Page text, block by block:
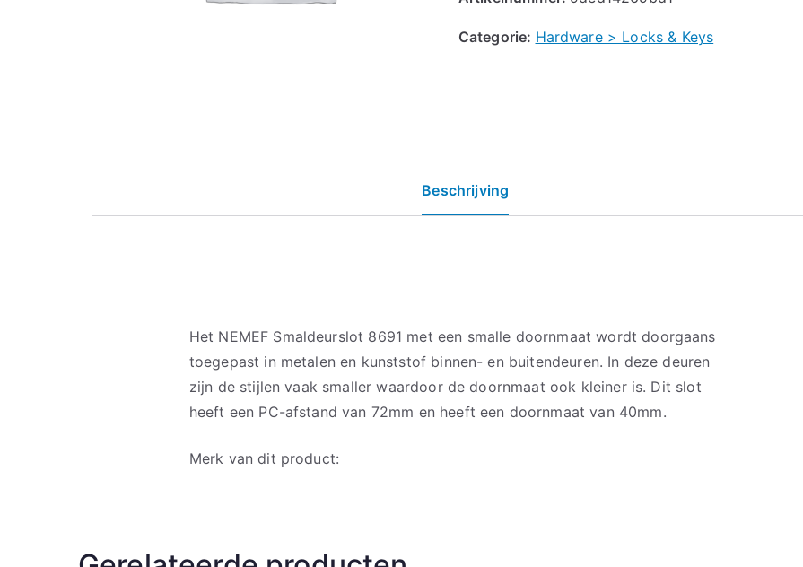
Categorie: Hardware > Locks & Keys
Beschrijving
Het NEMEF Smaldeurslot 8691 met een smalle doornmaat wordt doorgaans
toegepast in metalen en kunststof binnen- en buitendeuren. In deze deuren
zijn de stijlen vaak smaller waardoor de doornmaat ook kleiner is. Dit slot
heeft een PC-afstand van 72mm en heeft een doornmaat van 40mm.
Merk van dit product: